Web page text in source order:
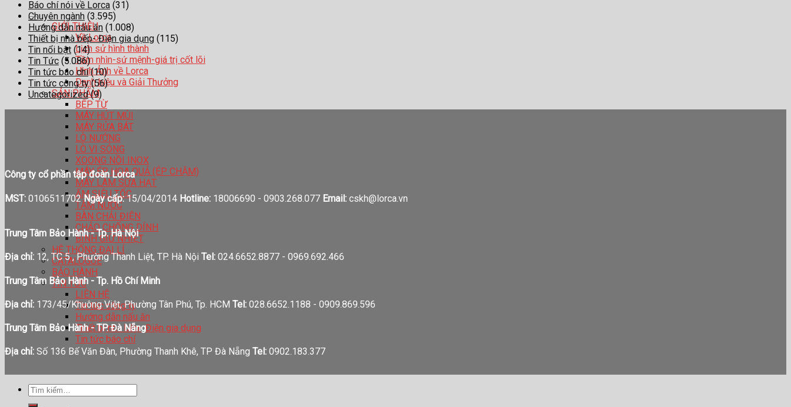
GIỚI THIỆU
Về Lorca
Lịch sử hình thành
Tầm nhìn-sứ mệnh-giá trị cốt lõi
Hình Ảnh về Lorca
Danh hiệu và Giải Thưởng
SẢN PHẨM
BẾP TỪ
MÁY HÚT MÙI
MÁY RỬA BÁT
LÒ NƯỚNG
LÒ VI SÓNG
XOONG NỒI INOX
MÁY ÉP HOA QUẢ (ÉP CHẬM)
MÁY LÀM SỮA HẠT
ẤM SIÊU TỐC
TĂM NƯỚC
BÀN CHẢI ĐIỆN
CHẢO CHỐNG DÍNH
BÌNH GIỮ NHIỆT
HỆ THỐNG ĐẠI LÍ
CATALOGUE
BẢO HÀNH
TIN TỨC
LIÊN HỆ
Tin tức công ty
Hướng dẫn nấu ăn
Thiết bị nhà bếp- Điện gia dụng
Tin tức báo chí
Báo chí nói về Lorca (31)
Chuyên ngành (3.595)
Hướng dẫn nấu ăn (1.008)
Thiết bị nhà bếp- Điện gia dụng (115)
Tin nổi bật (14)
Tin Tức (5.086)
Tin tức báo chí(10)
Tin tức công ty(56)
Uncategorized(9)
Công ty cổ phần tập đoàn Lorca
MST: 0106511702Ngày cấp:15/04/2014 Hotline: 18006690 - 0903.268.077 Email: cskh@lorca.vn
Trung Tâm Bảo Hành - Tp. Hà Nội
Địa chỉ: 12, TC 5 , Phường Thanh Liệt, TP. Hà Nội Tel: 024.6652.8877 - 0969.692.466
Trung Tâm Bảo Hành - Tp. Hồ Chí Minh
Địa chỉ: 173/45/Khuông Việt, Phường Tân Phú, Tp. HCM Tel: 028.6652.1188 - 0909.869.596
Trung Tâm Bảo Hành - TP. Đà Nẵng
Địa chỉ: Số 136 Bế Văn Đàn, Phường Thanh Khê, TP Đà Nẵng Tel: 0902.183.377
Tìm